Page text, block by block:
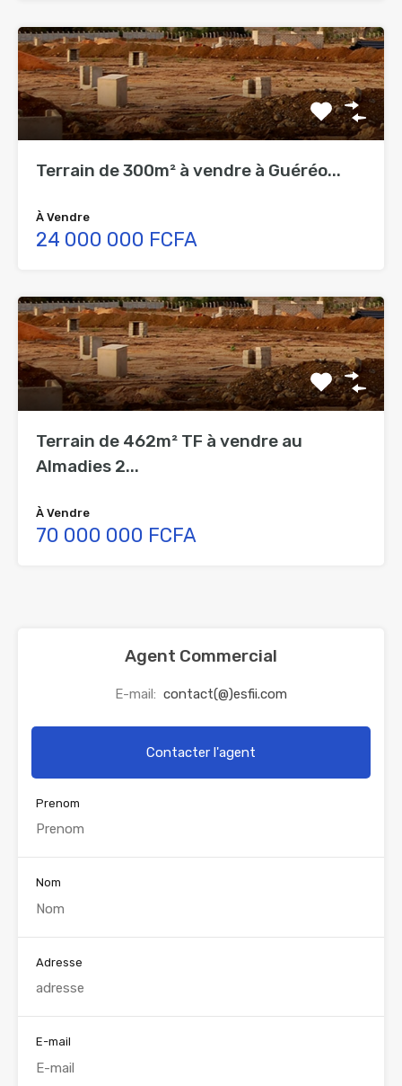
Terrain de 300m² à vendre à Guéréo...
À Vendre
24 000 000 FCFA
Terrain de 462m² TF à vendre au
Almadies 2...
À Vendre
70 000 000 FCFA
Agent Commercial
E-mail: contact(@)esfii.com
Contacter l'agent
Prenom
Nom
Adresse
E-mail